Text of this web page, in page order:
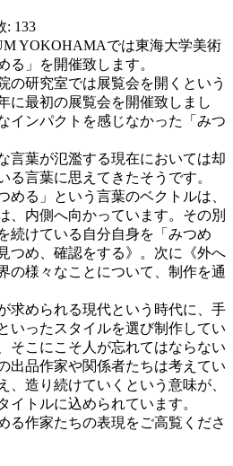
: 133
YOKOHAMAでは東海大学美術
る」を開催致します。
の研究室では展覧会を開くという
に最初の展覧会を開催致しまし
インパクトを感じなかった「みつ
言葉が氾濫する現在においては却
る言葉に思えてきたそうです。
める」という言葉のベクトルは、
、内側へ向かっています。その別
続けている自分自身を「みつめ
つめ、確認をする》。次に《外へ
の様々なことについて、制作を通
求められる現代という時代に、手
いったスタイルを選び制作してい
そこにこそ人が忘れてはならない
出品作家や関係者たちは考えてい
、造り続けていくという意味が、
イトルに込められています。
る作家たちの表現をご高覧くださ